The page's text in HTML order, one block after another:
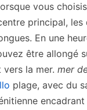
vous
principal, les
En une
être allongé
la mer. mer
plage, avec du
encadrant